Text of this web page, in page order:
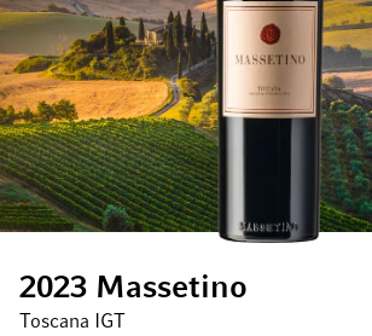
2023 Massetino
Toscana IGT